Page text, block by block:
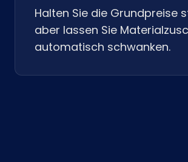
Halten Sie die Grundpreise
aber lassen Sie
automatisch schwanken.